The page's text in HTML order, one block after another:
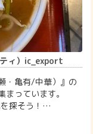
ィ）ic_export
・亀有/中華）』の
っています。
探そう！…